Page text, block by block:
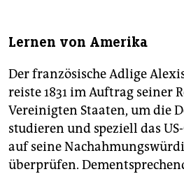
Lernen von Amerika
Der französische Adlige
reiste 1831 im Auftrag seiner
Vereinigten Staaten, um die
studieren und speziell das
auf seine
überprüfen.